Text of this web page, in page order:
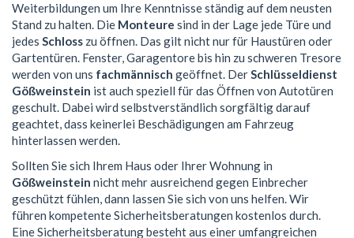
Weiterbildungen um Ihre Kenntnisse ständig auf dem neusten
Stand zu halten. Die Monteure sind in der Lage jede Türe und
jedes Schloss zu öffnen. Das gilt nicht nur für Haustüren oder
Gartentüren. Fenster, Garagentore bis hin zu schweren Tresore
werden von uns fachmännisch geöffnet. DerSchlüsseldienst
Gößweinstein ist auch speziell für das Öffnen von Autotüren
geschult. Dabei wird selbstverständlich sorgfältig darauf
geachtet, dass keinerlei Beschädigungen am Fahrzeug
hinterlassen werden.
Sollten Sie sich Ihrem Haus oder Ihrer Wohnung in
Gößweinstein nicht mehr ausreichend gegen Einbrecher
geschützt fühlen, dann lassen Sie sich von uns helfen. Wir
führen kompetente Sicherheitsberatungen kostenlos durch.
Eine Sicherheitsberatung besteht aus einer umfangreichen